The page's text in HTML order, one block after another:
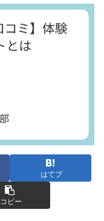
はてブ
コピー